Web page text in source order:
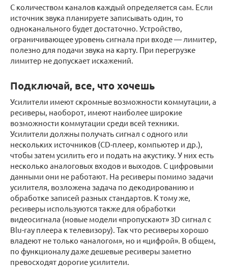
С количеством каналов каждый определяется сам. Если
источник звука планируете записывать один, то
одноканального будет достаточно. Устройство,
ограничивающее уровень сигнала при входе — лимитер,
полезно для подачи звука на карту. При перегрузке
лимитер не допускает искажений.
Подключай, все, что хочешь
Усилители имеют скромные возможности коммутации, а
ресиверы, наоборот, имеют наиболее широкие
возможности коммутации среди всей техники.
Усилители должны получать сигнал с одного или
нескольких источников (CD-плеер, компьютер и др.),
чтобы затем усилить его и подать на акустику. У них есть
несколько аналоговых входов и выходов. С цифровыми
данными они не работают. На ресиверы помимо задачи
усилителя, возложена задача по декодированию и
обработке записей разных стандартов. К тому же,
ресиверы используются также для обработки
видеосигнала (новые модели «пропускают» 3D сигнал с
Blu-ray плеера к телевизору). Так что ресиверы хорошо
владеют не только «аналогом», но и «цифрой». В общем,
по функционалу даже дешевые ресиверы заметно
превосходят дорогие усилители.